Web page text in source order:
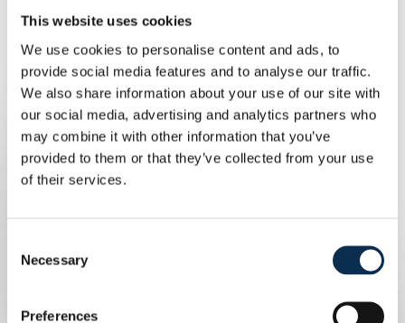
This website uses cookies
We use cookies to personalise content and ads, to
provide social media features and to analyse our traffic.
We also share information about your use of our site with
our social media, advertising and analytics partners who
may combine it with other information that you’ve
provided to them or that they’ve collected from your use
of their services.
Selection
Necessary
Preferences
Le maillot coûte 80€ et sera uniquement disponible dans
notre fanshop (pas en ligne) jusqu'à dimanche. Afin de
satisfaire le plus grand nombre de fans, vous pourrez
acheter unmaximum d'un maillot par personnele
dimanche.
Pop-up shop entrée 4
supplémentaire à l'entrée 4, spécialement pour la vente
du maillot « black-out ». Cet article ne sera donc pas en
vente dans notre fan-shop au Club House ou dans